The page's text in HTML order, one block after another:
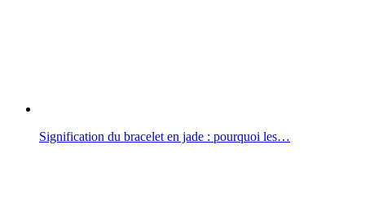
Signification du bracelet en jade : pourquoi les…